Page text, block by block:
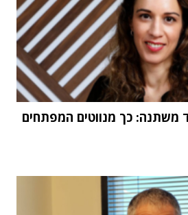
משתנה: כך מנווטים המפתחים